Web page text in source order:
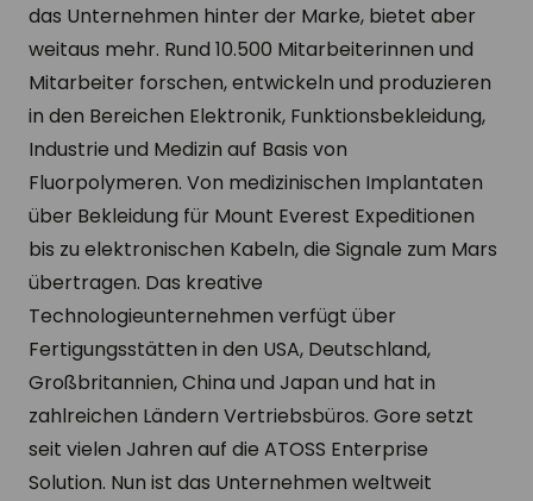
das Unternehmen hinter der Marke, bietet aber
weitaus mehr. Rund 10.500 Mitarbeiterinnen und
Mitarbeiter forschen, entwickeln und produzieren
in den Bereichen Elektronik, Funktionsbekleidung,
Industrie und Medizin auf Basis von
Fluorpolymeren. Von medizinischen Implantaten
über Bekleidung für Mount Everest Expeditionen
bis zu elektronischen Kabeln, die Signale zum Mars
übertragen. Das kreative
Technologieunternehmen verfügt über
Fertigungsstätten in den USA, Deutschland,
Großbritannien, China und Japan und hat in
zahlreichen Ländern Vertriebsbüros. Gore setzt
seit vielen Jahren auf die ATOSS Enterprise
Solution. Nun ist das Unternehmen weltweit